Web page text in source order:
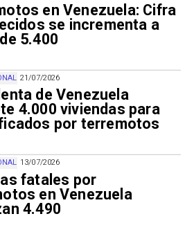
en Venezuela: Cifra
se incrementa a
5.400
21/07/2026
de Venezuela
4.000 viviendas para
por terremotos
13/07/2026
fatales por
en Venezuela
4.490